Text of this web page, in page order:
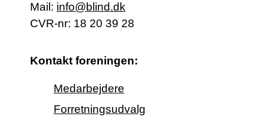
Mail: info@blind.dk
CVR-nr: 18 20 39 28
Kontakt foreningen:
Medarbejdere
Forretningsudvalg